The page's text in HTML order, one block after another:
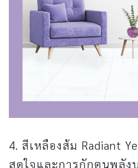
4. สีเหลืองส้ม Radiant
สดใจและการกักตุนพลัง